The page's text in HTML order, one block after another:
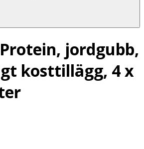
jordgubb,
kosttillägg, 4 x